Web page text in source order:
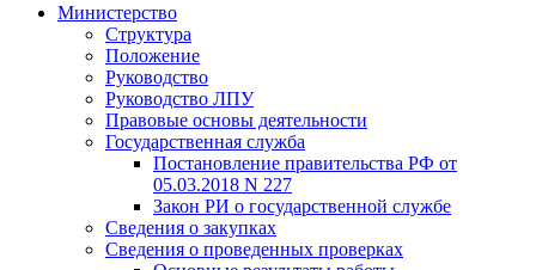
Министерство
Структура
Положение
Руководство
Руководство ЛПУ
Правовые основы деятельности
Государственная служба
Постановление правительства РФ от
05.03.2018 N 227
Закон РИ о государственной службе
Сведения о закупках
Сведения о проведенных проверках